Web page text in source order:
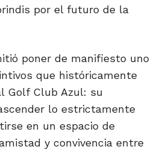
por el futuro de la
poner de manifiesto uno
que históricamente
Golf Club Azul: su
lo estrictamente
en un espacio de
y convivencia entre